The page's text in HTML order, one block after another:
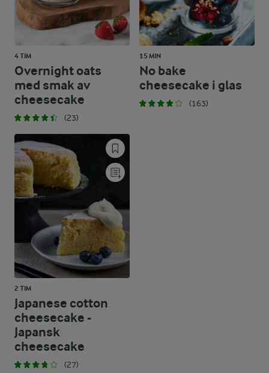
4 TIM
Overnight oats
med smak av
cheesecake
(23)
15 MIN
No bake
cheesecake i glas
(163)
2 TIM
Japanese cotton
cheesecake -
Japansk
cheesecake
(27)